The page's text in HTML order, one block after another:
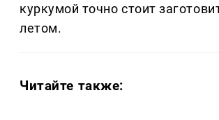
куркумой точно стоит
летом.
Читайте также: